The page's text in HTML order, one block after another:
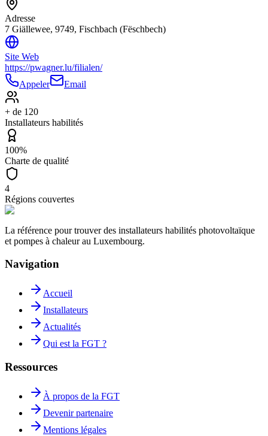
Adresse
7 Giällewee, 9749, Fischbach (Fëschbech)
Site Web
https://pwagner.lu/filialen/
Appeler
Email
+ de 120
Installateurs habilités
100%
Charte de qualité
4
Régions couvertes
La référence pour trouver des installateurs habilités photovoltaïque
et pompes à chaleur au Luxembourg.
Navigation
Accueil
Installateurs
Actualités
Qui est la FGT ?
Ressources
À propos de la FGT
Devenir partenaire
Mentions légales